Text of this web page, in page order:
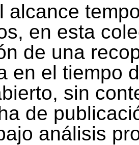
alcance
en esta
de una
en el tiempo
sin
de
análisis